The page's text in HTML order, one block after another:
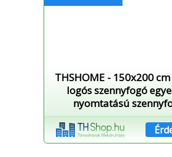
THSHOME - 150x200
logós szennyfogó
nyomtatású